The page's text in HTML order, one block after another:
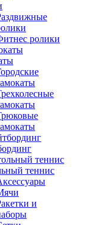
ролики
теннис
и